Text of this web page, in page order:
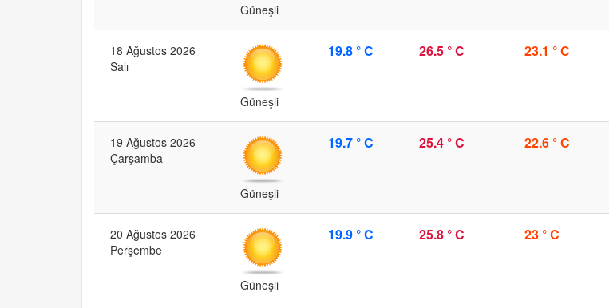
Güneşli
18 Ağustos 2026
Salı
Güneşli
19.8 ° C 26.5 ° C 23.1 ° C
19 Ağustos 2026
Çarşamba
Güneşli
19.7 ° C 25.4 ° C 22.6 ° C
20 Ağustos 2026
Perşembe
Güneşli
19.9 ° C 25.8 ° C 23 ° C